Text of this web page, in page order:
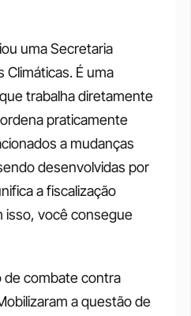
uma Secretaria
Climáticas. É uma
trabalha diretamente
praticamente
a mudanças
desenvolvidas por
a fiscalização
isso, você consegue
de combate contra
a questão de